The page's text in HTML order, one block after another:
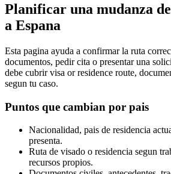
Planificar una mudanza
a Espana
Esta pagina ayuda a confirmar la ruta
documentos, pedir cita o presentar una
debe cubrir visa or residence route,
segun tu caso.
Puntos que cambian por pais
Nacionalidad, pais de residencia
presenta.
Ruta de visado o residencia segun
recursos propios.